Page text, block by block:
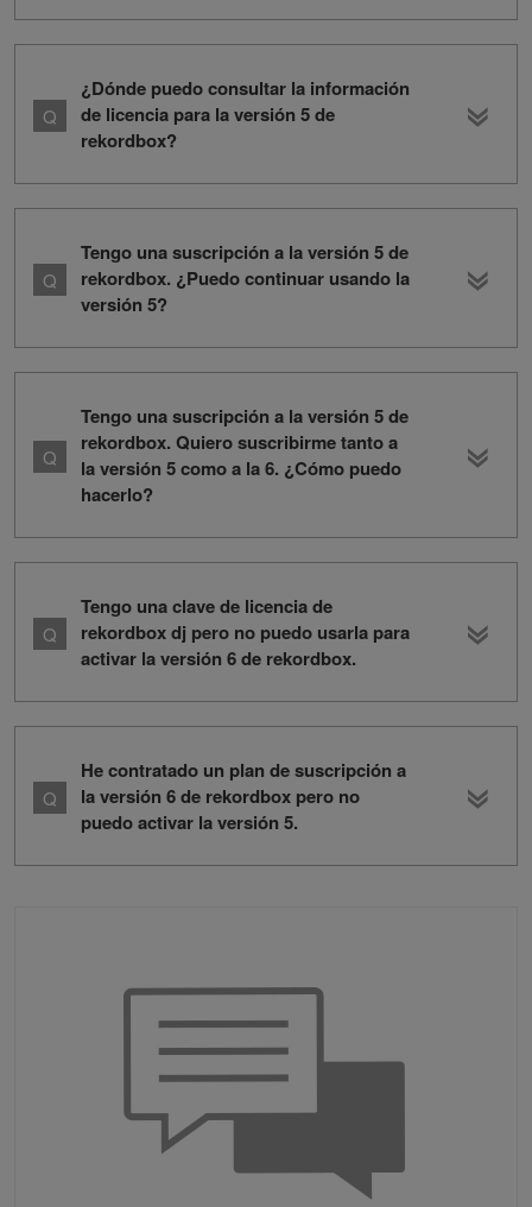
¿Dónde puedo consultar la información
de licencia para la versión 5 de
rekordbox?
Tengo una suscripción a la versión 5 de
rekordbox. ¿Puedo continuar usando la
versión 5?
Tengo una suscripción a la versión 5 de
rekordbox. Quiero suscribirme tanto a
la versión 5 como a la 6. ¿Cómo puedo
hacerlo?
Tengo una clave de licencia de
rekordbox dj pero no puedo usarla para
activar la versión 6 de rekordbox.
He contratado un plan de suscripción a
la versión 6 de rekordbox pero no
puedo activar la versión 5.